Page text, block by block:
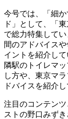
今号では、「細
ド」として、「
で総力特集して
間のアドバイス
イントを紹介し
隣駅のトイレマ
し方や、東京マ
ドバイスを紹介し
注目のコンテン
ストの野口みず